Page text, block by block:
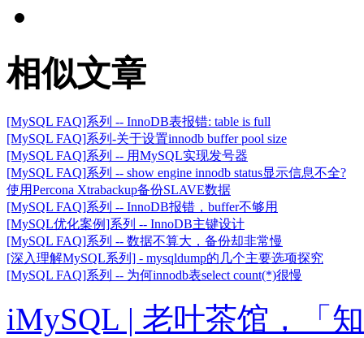
相似文章
[MySQL FAQ]系列 -- InnoDB表报错: table is full
[MySQL FAQ]系列-关于设置innodb buffer pool size
[MySQL FAQ]系列 -- 用MySQL实现发号器
[MySQL FAQ]系列 -- show engine innodb status显示信息不全?
使用Percona Xtrabackup备份SLAVE数据
[MySQL FAQ]系列 -- InnoDB报错，buffer不够用
[MySQL优化案例]系列 -- InnoDB主键设计
[MySQL FAQ]系列 -- 数据不算大，备份却非常慢
[深入理解MySQL系列] - mysqldump的几个主要选项探究
[MySQL FAQ]系列 -- 为何innodb表select count(*)很慢
iMySQL | 老叶茶馆，「